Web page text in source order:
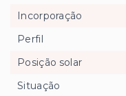
Incorporação
Perfil
Posição solar
Situação